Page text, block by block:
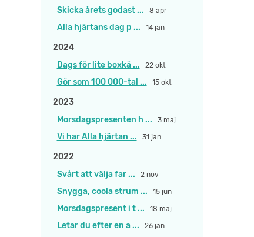
Skicka årets godast ... 8 apr
Alla hjärtans dag p ... 14 jan
2024
Dags för lite boxkä ...
22 okt
Gör som 100 000-tal ... 15 okt
2023
Morsdagspresenten h ...
3 maj
Vi har Alla hjärtan ... 31 jan
2022
Svårt att välja far ...
2 nov
Snygga, coola strum ... 15 jun
Morsdagspresent i t ... 18 maj
Letar du efter en a ... 26 jan